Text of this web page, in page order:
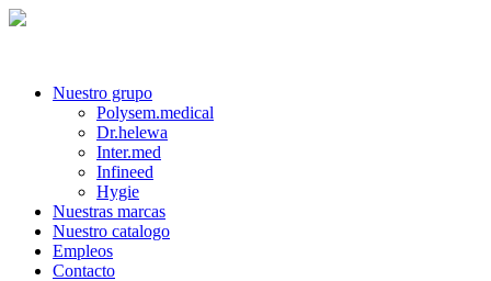
Nuestro grupo
Polysem.medical
Dr.helewa
Inter.med
Infineed
Hygie
Nuestras marcas
Nuestro catalogo
Empleos
Contacto